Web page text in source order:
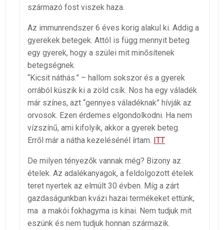
származó fost viszek haza.
Az immunrendszer 6 éves korig alakul ki. Addig a
gyerekek betegek. Attól is függ mennyit beteg
egy gyerek, hogy a szülei mit minősítenek
betegségnek.
“Kicsit náthás.” – hallom sokszor és a gyerek
orrából kúszik ki a zöld csík. Nos ha egy váladék
már színes, azt “gennyes váladéknak” hívják az
orvosok. Ezen érdemes elgondolkodni. Ha nem
vízszínű, ami kifolyik, akkor a gyerek beteg.
Erről már a nátha kezelésénél írtam. ITT
De milyen tényezők vannak még? Bizony az
ételek. Az adalékanyagok, a feldolgozott ételek
teret nyertek az elmúlt 30 évben. Míg a zárt
gazdaságunkban kvázi hazai termékeket ettünk,
ma a makói fokhagyma is kínai. Nem tudjuk mit
eszünk és nem tudjuk honnan származik.